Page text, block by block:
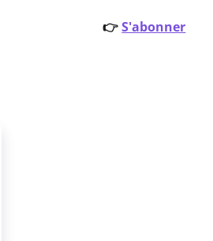
👉S'abonner